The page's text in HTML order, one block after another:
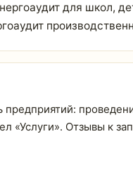
для школ,
«Услуги». Отзывы к